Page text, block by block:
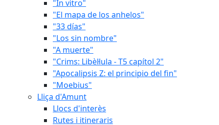
"In vitro"
"El mapa de los anhelos"
"33 días"
"Los sin nombre"
"A muerte"
"Crims: Libèl·lula - T5 capítol 2"
"Apocalipsis Z: el principio del fin"
"Moebius"
Lliça d'Amunt
Llocs d'interès
Rutes i itineraris